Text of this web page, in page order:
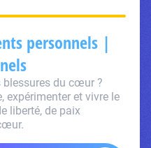
personnels |
blessures du cœur ?
expérimenter et vivre le
liberté, de paix